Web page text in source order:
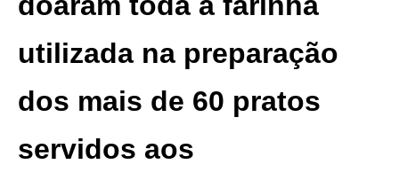
utilizada na preparação
dos mais de 60 pratos
servidos aos